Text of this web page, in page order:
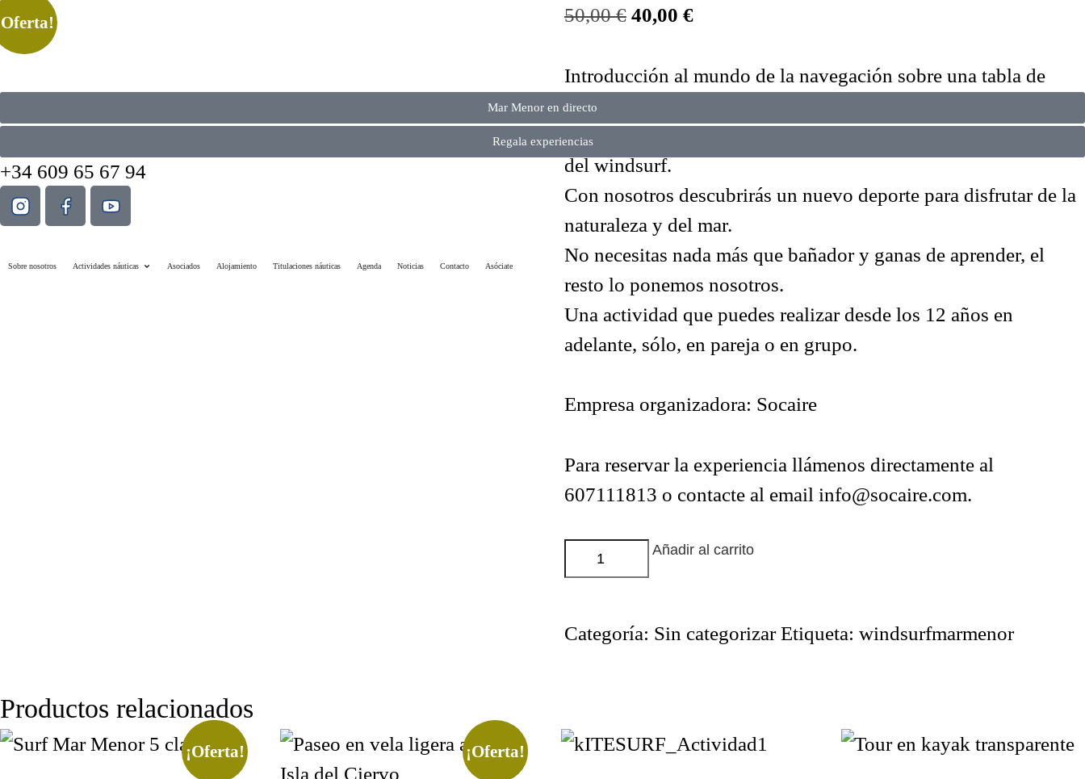
Mar Menor en directo
Regala experiencias
+34 609 65 67 94
Sobre nosotros Actividades náuticas Asociados Alojamiento Titulaciones náuticas Agenda Noticias Contacto Asóciate
50,00€ 40,00 €
Introducción al mundo de la navegación sobre una tabla de
windsurf en el mejor entorno y las mejores condiciones, el Mar
Menor, donde aprenderás la terminología y maniobras básicas
del windsurf.
Con nosotros descubrirás un nuevo deporte para disfrutar de la
naturaleza y del mar.
No necesitas nada más que bañador y ganas de aprender, el
resto lo ponemos nosotros.
Una actividad que puedes realizar desde los 12 años en
adelante, sólo, en pareja o en grupo.
Empresa organizadora: Socaire
Para reservar la experiencia llámenos directamente al
607111813 o contacte al email info@socaire.com.
Añadir al carrito
Categoría: Sin categorizar Etiqueta: windsurfmarmenor
Productos relacionados
¡Oferta! ¡Oferta!